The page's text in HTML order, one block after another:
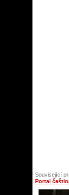
Související
Portal